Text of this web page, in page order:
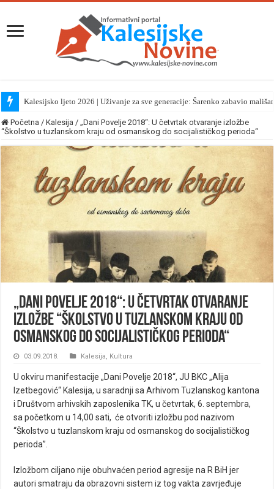
Kalesijsko ljeto 2026 | Uživanje za sve generacije: Šarenko zabavio
Početna / Kalesija / „Dani Povelje 2018“: U četvrtak otvaranje izložbe
“Školstvo u tuzlanskom kraju od osmanskog do socijalističkog perioda“
„Dani Povelje 2018“: U četvrtak otvaranje
izložbe “Školstvo u tuzlanskom kraju od
osmanskog do socijalističkog perioda“
03.09.2018. Kalesija, Kultura
U okviru manifestacije „Dani Povelje 2018“, JU BKC „Alija
Izetbegović“ Kalesija, u saradnji sa Arhivom Tuzlanskog kantona
i Društvom arhivskih zaposlenika TK, u četvrtak, 6. septembra,
sa početkom u 14,00 sati, će otvoriti izložbu pod nazivom
“Školstvo u tuzlanskom kraju od osmanskog do socijalističkog
perioda”.
Izložbom ciljano nije obuhvaćen period agresije na R BiH jer
autori smatraju da obrazovni sistem iz tog vakta zavrjeđuje